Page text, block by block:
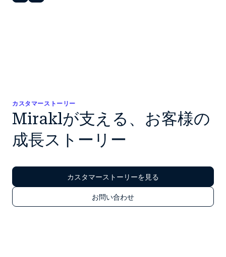
カスタマーストーリー
Miraklが支える、お客様の
成長ストーリー
カスタマーストーリーを見る
お問い合わせ